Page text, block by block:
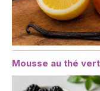
Mousse au thé